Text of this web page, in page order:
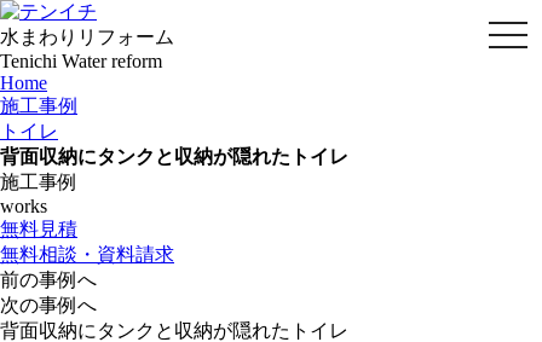
水まわりリフォーム
Tenichi Water reform
Home
施工事例
トイレ
背面収納にタンクと収納が隠れたトイレ
施工事例
works
無料見積
無料相談・資料請求
前の事例へ
次の事例へ
背面収納にタンクと収納が隠れたトイレ